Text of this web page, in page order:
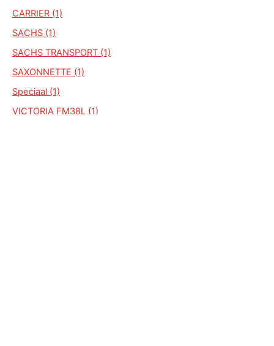
CARRIER (1)
SACHS (1)
SACHS TRANSPORT (1)
SAXONNETTE (1)
Speciaal (1)
VICTORIA FM38L (1)